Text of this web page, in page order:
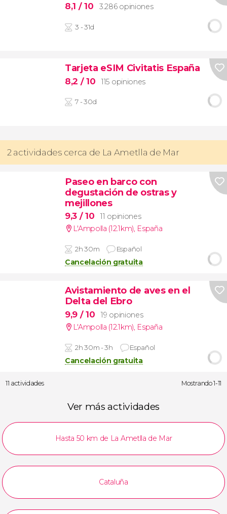
8,1 / 10 3.286 opiniones
3 - 31d
Tarjeta eSIM Civitatis España
8,2 / 10 115 opiniones
7 - 30d
2 actividades cerca de La Ametlla de Mar
Paseo en barco con
degustación de ostras y
mejillones
9,3 / 10
11 opiniones
L'Ampolla (12.1km), España
2h 30m Español
Cancelación gratuita
Avistamiento de aves en el
Delta del Ebro
9,9 / 10
19 opiniones
L'Ampolla (12.1km), España
2h 30m - 3h Español
Cancelación gratuita
11 actividades Mostrando 1-11
Ver más actividades
Hasta 50 km de La Ametlla de Mar
Cataluña